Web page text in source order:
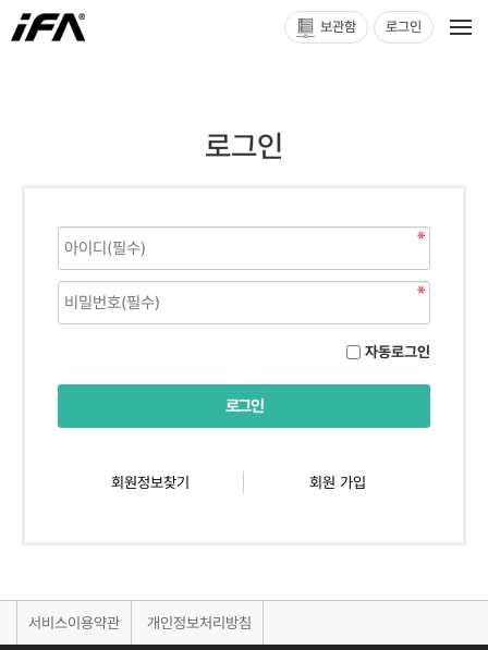
보관함 로그인
로그인
자동로그인
회원정보찾기 회원 가입
서비스이용약관 개인정보처리방침